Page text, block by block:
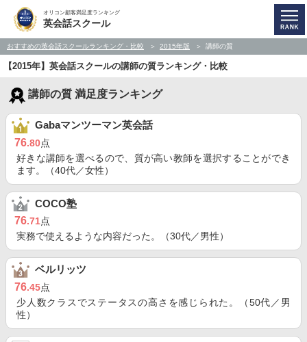
オリコン顧客満足度ランキング
英会話スクール
おすすめの英会話スクールランキング・比較 2015年版 講師の質
【2015年】英会話スクールの講師の質ランキング・比較
講師の質 満足度ランキング
Gabaマンツーマン英会話
76.80点
好きな講師を選べるので、質が高い教師を選択することができ
ます。（40代／女性）
COCO塾
76.71点
実務で使えるような内容だった。（30代／男性）
ベルリッツ
76.45点
少人数クラスでステータスの高さを感じられた。（50代／男
性）